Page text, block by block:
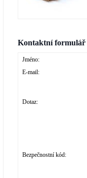
Kontaktní formulář
Jméno:
E-mail:
Dotaz:
Bezpečnostní kód: